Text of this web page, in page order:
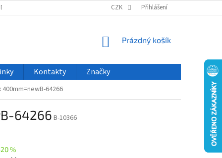
VELKOOBCHOD ČASTO KLADENÉ DOTAZY
CZK Přihlášení
NÁKUPNÍ
Prázdný košík
Kontakty Značky
64266
64266 B-10366
%